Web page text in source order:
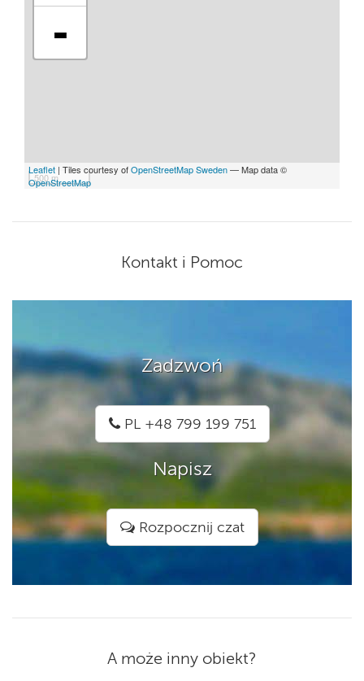
-
500 m
Leaflet | Tiles courtesy ofOpenStreetMap Sweden— Map data ©
OpenStreetMap
Kontakt i Pomoc
Zadzwoń
PL +48 799 199 751
Napisz
Rozpocznij czat
A może inny obiekt?